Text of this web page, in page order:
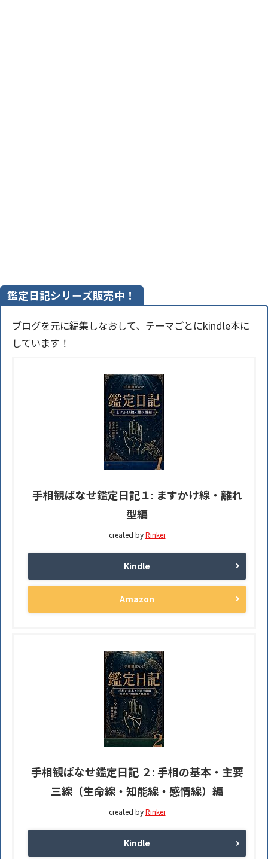
鑑定日記シリーズ販売中！
ブログを元に編集しなおして、テーマごとにkindle本に
しています！
手相観ぱなせ鑑定日記１: ますかけ線・離れ
型編
created byRinker
Kindle
Amazon
手相観ぱなせ鑑定日記 ２: 手相の基本・主要
三線（生命線・知能線・感情線）編
created byRinker
Kindle